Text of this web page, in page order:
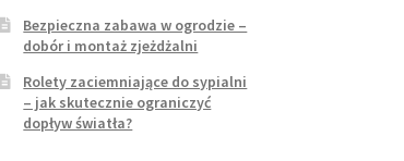
Bezpieczna zabawa w ogrodzie –
dobór i montaż zjeżdżalni
Rolety zaciemniające do sypialni
– jak skutecznie ograniczyć
dopływ światła?